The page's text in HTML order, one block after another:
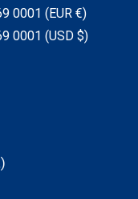
0001 (EUR €)
0001 (USD $)